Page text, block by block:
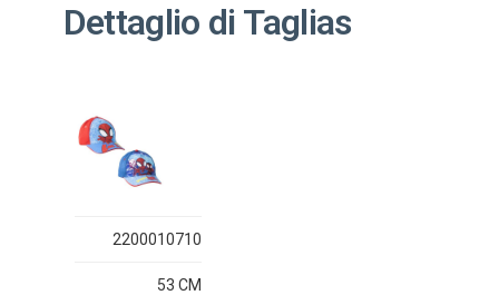
Dettaglio di Taglias
2200010710
53 CM